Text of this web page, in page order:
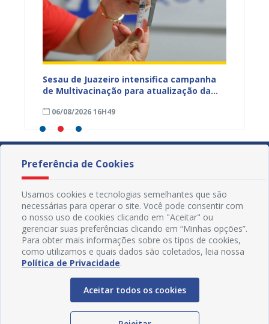
Sesau de Juazeiro intensifica campanha
de Multivacinação para atualização da
06/08/2026 16H49
Preferência de Cookies
Usamos cookies e tecnologias semelhantes que são
necessárias para operar o site. Você pode consentir com
o nosso uso de cookies clicando em "Aceitar" ou
gerenciar suas preferências clicando em “Minhas opções”.
Para obter mais informações sobre os tipos de cookies,
como utilizamos e quais dados são coletados, leia nossa
Política de Privacidade.
Aceitar todos os cookies